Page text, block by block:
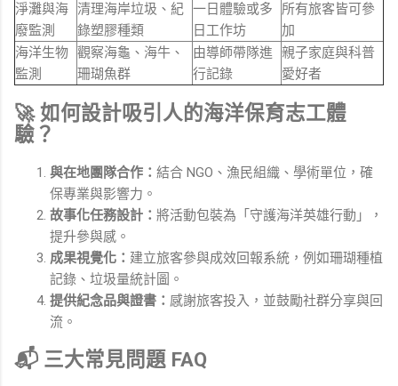
淨灘與海
廢監測
清理海岸垃圾、紀
錄塑膠種類
一日體驗或多
日工作坊
所有旅客皆可參
加
海洋生物
監測
觀察海龜、海牛、
珊瑚魚群
由導師帶隊進
行記錄
親子家庭與科普
愛好者
🚀 如何設計吸引人的海洋保育志工體
驗？
與在地團隊合作： 結合 NGO、漁民組織、學術單位，確
保專業與影響力。
故事化任務設計： 將活動包裝為「守護海洋英雄行動」，
提升參與感。
成果視覺化： 建立旅客參與成效回報系統，例如珊瑚種植
記錄、垃圾量統計圖。
提供紀念品與證書： 感謝旅客投入，並鼓勵社群分享與回
流。
📬 三大常見問題 FAQ